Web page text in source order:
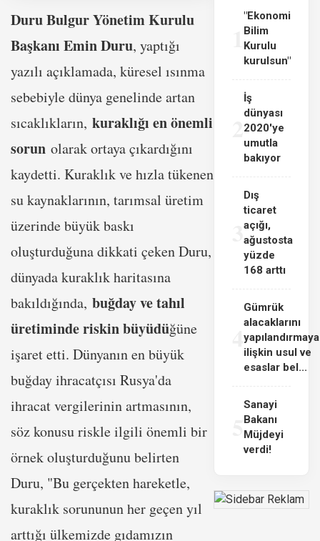
Duru Bulgur Yönetim Kurulu
Başkanı Emin Duru, yaptığı
yazılı açıklamada, küresel ısınma
sebebiyle dünya genelinde artan
sıcaklıkların, kuraklığı en önemli
sorun olarak ortaya çıkardığını
kaydetti. Kuraklık ve hızla tükenen
su kaynaklarının, tarımsal üretim
üzerinde büyük baskı
oluşturduğuna dikkati çeken Duru,
dünyada kuraklık haritasına
bakıldığında, buğday ve tahıl
üretiminde riskin büyüdüğüne
işaret etti. Dünyanın en büyük
buğday ihracatçısı Rusya'da
ihracat vergilerinin artmasının,
söz konusu riskle ilgili önemli bir
örnek oluşturduğunu belirten
Duru, "Bu gerçekten hareketle,
kuraklık sorununun her geçen yıl
arttığı ülkemizde gıdamızın
"Ekonomi
Bilim
Kurulu
kurulsun"
İş
dünyası
2020'ye
umutla
bakıyor
3
Dış
ticaret
açığı,
ağustosta
yüzde
168 arttı
4
Gümrük
alacaklarını
yapılandırmaya
ilişkin usul ve
esaslar bel...
Sanayi
Bakanı
Müjdeyi
verdi!